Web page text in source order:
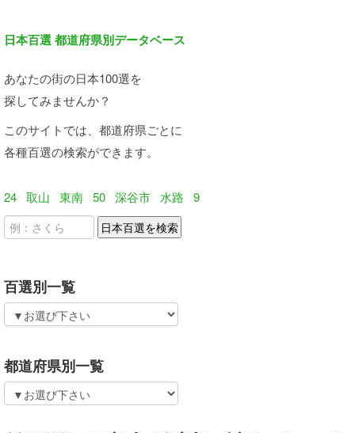
日本百選 都道府県別データベース
あなたの街の日本100選を
探してみませんか？
このサイトでは、都道府県ごとに
各種百選の検索ができます。
24 取山 東南 50 深谷市 水路 9
百選別一覧
都道府県別一覧